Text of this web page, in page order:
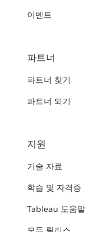
이벤트
파트너
파트너 찾기
파트너 되기
지원
기술 자료
학습 및 자격증
Tableau 도움말